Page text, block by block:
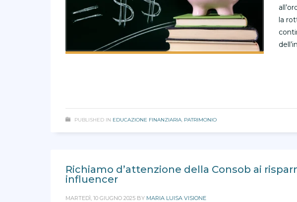
la
PUBLISHED IN EDUCAZIONE FINANZIARIA, PATRIMONIO
Richiamo d’attenzione della Consob ai
influencer
MARTEDÌ, 10 GIUGNO 2025 BY MARIA LUISA VISIONE